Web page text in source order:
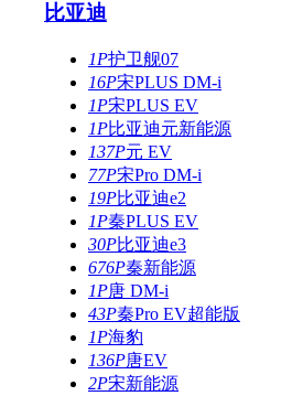
比亚迪
1P护卫舰07
16P宋PLUS DM-i
1P宋PLUS EV
1P比亚迪元新能源
137P元 EV
77P宋Pro DM-i
19P比亚迪e2
1P秦PLUS EV
30P比亚迪e3
676P秦新能源
1P唐 DM-i
43P秦Pro EV超能版
1P海豹
136P唐EV
2P宋新能源